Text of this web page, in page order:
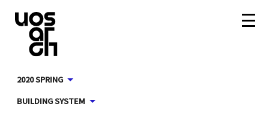
2020 SPRING
BUILDING SYSTEM